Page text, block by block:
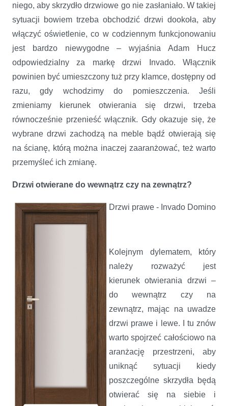
niego, aby skrzydło drzwiowe go nie zasłaniało. W takiej
sytuacji bowiem trzeba obchodzić drzwi dookoła, aby
włączyć oświetlenie, co w codziennym funkcjonowaniu
jest bardzo niewygodne – wyjaśnia Adam Hucz
odpowiedzialny za markę drzwi Invado. Włącznik
powinien być umieszczony tuż przy klamce, dostępny od
razu, gdy wchodzimy do pomieszczenia. Jeśli
zmieniamy kierunek otwierania się drzwi, trzeba
równocześnie przenieść włącznik. Gdy okazuje się, że
wybrane drzwi zachodzą na meble bądź otwierają się
na ścianę, którą można inaczej zaaranżować, też warto
przemyśleć ich zmianę.
Drzwi otwierane do wewnątrz czy na zewnątrz?
Drzwi prawe - Invado Domino
Kolejnym dylematem, który
należy rozważyć jest
kierunek otwierania drzwi –
do wewnątrz czy na
zewnątrz, mając na uwadze
drzwi prawe i lewe. I tu znów
warto spojrzeć całościowo na
aranżację przestrzeni, aby
uniknąć sytuacji kiedy
poszczególne skrzydła będą
otwierać się na siebie i